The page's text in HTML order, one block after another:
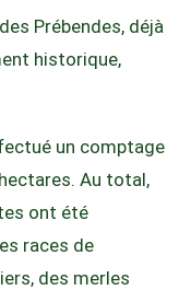
Prébendes, déjà
historique,
un comptage
Au total,
ont été
races de
des merles